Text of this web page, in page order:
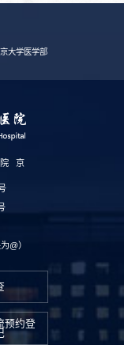
大学医学部
院 京
@）
预约登